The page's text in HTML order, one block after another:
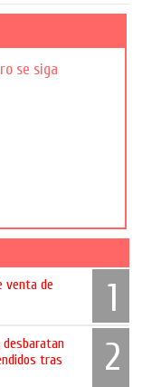
se siga
venta de
1
desbaratan
tras
2